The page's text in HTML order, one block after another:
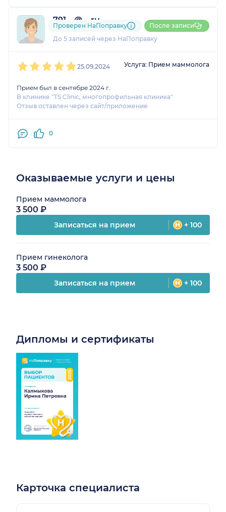
791....@....ru
1 оценка
До 5 записей через НаПоправку
Проверен НаПоправку После записи
25.09.2024 Услуга: Прием маммолога
Прием был в сентябре 2024 г.
В клинике "TS Clinic, многопрофильная клиника"
Отзыв оставлен через сайт/приложение
0
Оказываемые услуги и цены
Прием маммолога
3 500 ₽
Записаться на прием + 100
Прием гинеколога
3 500 ₽
Записаться на прием + 100
Дипломы и сертификаты
Карточка специалиста